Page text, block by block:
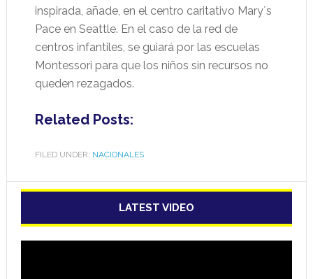
inspirada, añade, en el centro caritativo Mary´s
Pace en Seattle. En el caso de la red de
centros infantiles, se guiará por las escuelas
Montessori para que los niños sin recursos no
queden rezagados.
Related Posts:
FILED UNDER: NACIONALES
LATEST VIDEO